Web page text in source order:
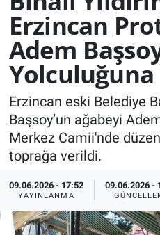
Erzincan
Adem
Yolculuğuna
Erzincan eski Belediye
Başsoy’un ağabeyi
Merkez Camii'nde
toprağa verildi.
09.06.2026 - 17:52
YAYINLANMA
09.06.2026 -
Bilim, teknoloji
GENEL
KÜLTÜR-SANAT
Yerel Haber
Politika
SPOR